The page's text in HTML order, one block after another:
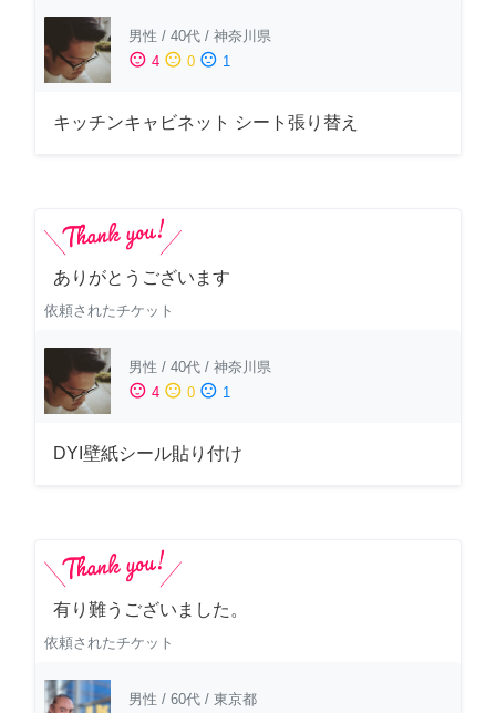
男性 / 40代 / 神奈川県
sentiment_satisfied 4 sentiment_neutral 0 sentiment_dissatisfied 1
キッチンキャビネット シート張り替え
ありがとうございます
依頼されたチケット
男性 / 40代 / 神奈川県
sentiment_satisfied 4 sentiment_neutral 0 sentiment_dissatisfied 1
DYI壁紙シール貼り付け
有り難うございました。
依頼されたチケット
男性 / 60代 / 東京都